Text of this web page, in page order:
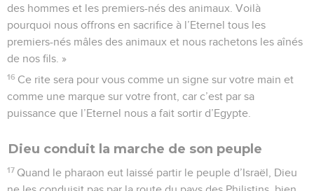
des hommes et les premiers-nés des animaux. Voilà
pourquoi nous offrons en sacrifice à l’Eternel tous les
premiers-nés mâles des animaux et nous rachetons les aînés
de nos fils. »
16 Ce rite sera pour vous comme un signe sur votre main et
comme une marque sur votre front, car c’est par sa
puissance que l’Eternel nous a fait sortir d’Egypte.
Dieu conduit la marche de son peuple
17 Quand le pharaon eut laissé partir le peuple d’Israël, Dieu